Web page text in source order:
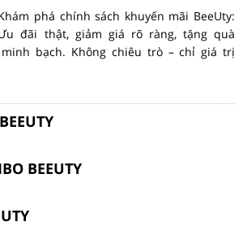
phá chính sách khuyến mãi BeeUty:
đãi thật, giảm giá rõ ràng, tặng quà
bạch. Không chiêu trò – chỉ giá trị
BEEUTY